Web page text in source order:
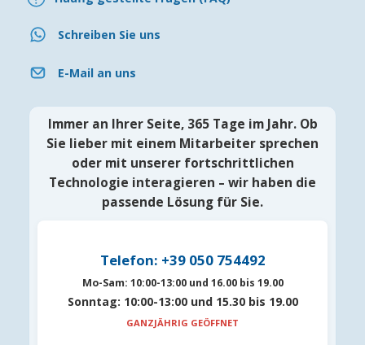
Schreiben Sie uns
E-Mail an uns
Immer an Ihrer Seite, 365 Tage im Jahr. Ob
Sie lieber mit einem Mitarbeiter sprechen
oder mit unserer fortschrittlichen
Technologie interagieren – wir haben die
passende Lösung für Sie.
Telefon: +39 050 754492
Mo-Sam: 10:00-13:00 und 16.00 bis 19.00
Sonntag: 10:00-13:00 und 15.30 bis 19.00
GANZJÄHRIG GEÖFFNET